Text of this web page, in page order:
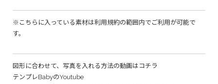
※こちらに入っている素材は利用規約の範囲内でご利用が可能で
す。
図形に合わせて、写真を入れる方法の動画はコチラ
テンプレBabyのYoutube